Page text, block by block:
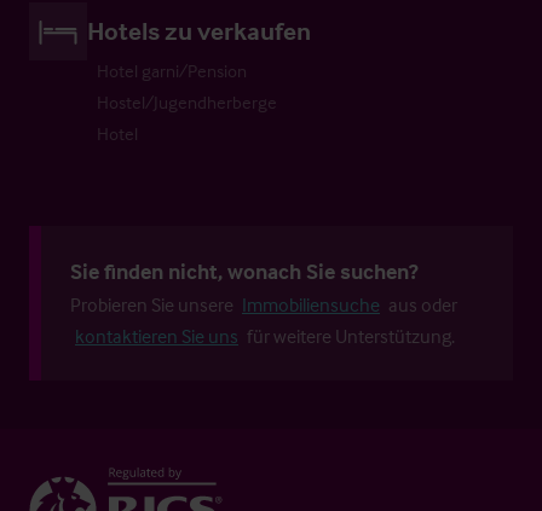
Hotels zu verkaufen
Hotel garni/Pension
Hostel/Jugendherberge
Hotel
Sie finden nicht, wonach Sie suchen?
Probieren Sie unsere Immobiliensuche aus oder
kontaktieren Sie uns für weitere Unterstützung.